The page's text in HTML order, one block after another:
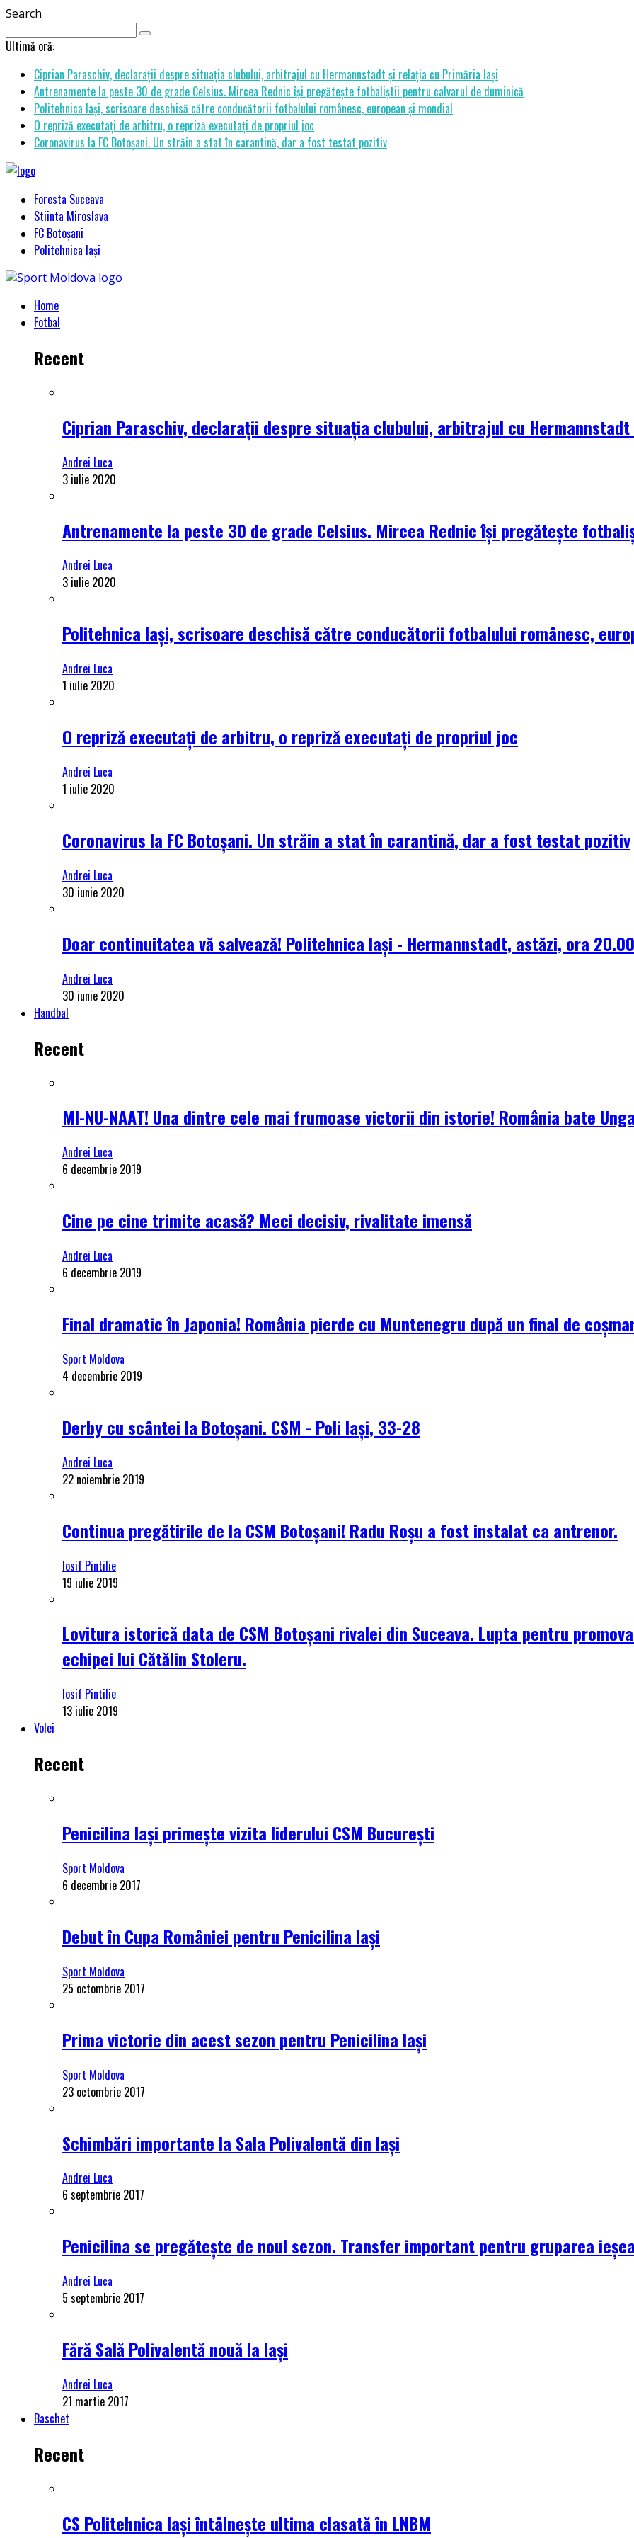
Search
Ultimă oră:
Ciprian Paraschiv, declarații despre situația clubului, arbitrajul cu Hermannstadt și relația cu Primăria Iași
Antrenamente la peste 30 de grade Celsius. Mircea Rednic își pregătește fotbaliștii pentru calvarul de duminică
Politehnica Iași, scrisoare deschisă către conducătorii fotbalului românesc, european și mondial
O repriză executați de arbitru, o repriză executați de propriul joc
Coronavirus la FC Botoșani. Un străin a stat în carantină, dar a fost testat pozitiv
Foresta Suceava
Stiinta Miroslava
FC Botoșani
Politehnica Iași
Home
Fotbal
Recent
Ciprian Paraschiv, declarații despre situația clubului, arbitrajul cu
Andrei Luca
3 iulie 2020
Antrenamente la peste 30 de grade Celsius. Mircea Rednic își pregătește
Andrei Luca
3 iulie 2020
Politehnica Iași, scrisoare deschisă către conducătorii fotbalului românesc,
Andrei Luca
1 iulie 2020
O repriză executați de arbitru, o repriză executați de propriul joc
Andrei Luca
1 iulie 2020
Coronavirus la FC Botoșani. Un străin a stat în carantină, dar a fost testat pozitiv
Andrei Luca
30 iunie 2020
Doar continuitatea vă salvează! Politehnica Iași - Hermannstadt, astăzi, ora 20.00
Andrei Luca
30 iunie 2020
Handbal
Recent
MI-NU-NAAT! Una dintre cele mai frumoase victorii din istorie! România bate
Andrei Luca
6 decembrie 2019
Cine pe cine trimite acasă? Meci decisiv, rivalitate imensă
Andrei Luca
6 decembrie 2019
Final dramatic în Japonia! România pierde cu Muntenegru după un final de
Sport Moldova
4 decembrie 2019
Derby cu scântei la Botoșani. CSM - Poli Iași, 33-28
Andrei Luca
22 noiembrie 2019
Continua pregătirile de la CSM Botoșani! Radu Roșu a fost instalat ca antrenor.
Iosif Pintilie
19 iulie 2019
Lovitura istorică data de CSM Botoșani rivalei din Suceava. Lupta pentru
echipei lui Cătălin Stoleru.
Iosif Pintilie
13 iulie 2019
Volei
Recent
Penicilina Iași primește vizita liderului CSM București
Sport Moldova
6 decembrie 2017
Debut în Cupa României pentru Penicilina Iași
Sport Moldova
25 octombrie 2017
Prima victorie din acest sezon pentru Penicilina Iași
Sport Moldova
23 octombrie 2017
Schimbări importante la Sala Polivalentă din Iași
Andrei Luca
6 septembrie 2017
Penicilina se pregătește de noul sezon. Transfer important pentru gruparea
Andrei Luca
5 septembrie 2017
Fără Sală Polivalentă nouă la Iași
Andrei Luca
21 martie 2017
Baschet
Recent
CS Politehnica Iași întâlnește ultima clasată în LNBM